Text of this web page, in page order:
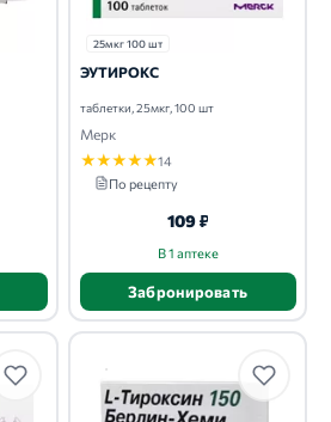
25мкг 100 шт
ЭУТИРОКС
таблетки, 25мкг, 100 шт
Мерк
★★★★★14
По рецепту
109 ₽
В 1 аптеке
Забронировать